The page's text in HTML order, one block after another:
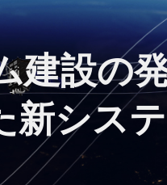
建設の
新シス